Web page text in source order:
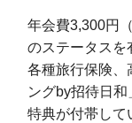
年会費3,300円
のステータスを
各種旅行保険、
ングby招待日
特典が付帯して